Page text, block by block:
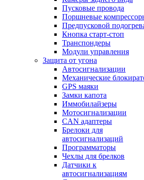
Пусковые провода
Поршневые
Предпусковой
Кнопка старт-стоп
Транспондеры
Модули управления
Защита от угона
Автосигнализации
Механические
GPS маяки
Замки капота
Иммобилайзеры
Мотосигнализации
CAN адаптеры
Брелоки для
автосигнализаций
Программаторы
Чехлы для брелков
Датчики к
автосигнализациям